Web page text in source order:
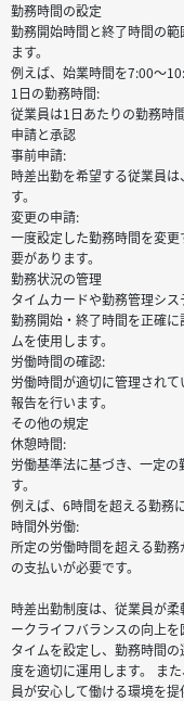
勤務時間の設定
勤務開始時間と終了時間の
ます。
例えば、始業時間を7:00～
1日の勤務時間:
従業員は1日あたりの勤務時
申請と承認
事前申請:
時差出勤を希望する従業員
す。
変更の申請:
一度設定した勤務時間を変
要があります。
勤務状況の管理
タイムカードや勤務管理シス
勤務開始・終了時間を正確
ムを使用します。
労働時間の確認:
労働時間が適切に管理され
報告を行います。
その他の規定
休憩時間:
労働基準法に基づき、一定
す。
例えば、6時間を超える勤務
時間外労働:
所定の労働時間を超える勤
の支払いが必要です。
時差出勤制度は、従業員が
ークライフバランスの向上
タイムを設定し、勤務時間
度を適切に運用します。 ま
員が安心して働ける環境を提